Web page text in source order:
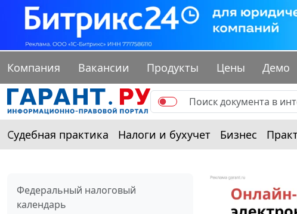
Компания Вакансии Продукты Цены Демо
Судебная практика Налоги и бухучет Бизнес
Федеральный налоговый
календарь